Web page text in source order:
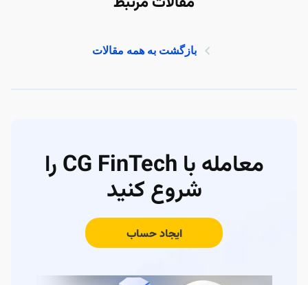
بازگشت به همه مقالات
معامله با CG FinTech را
شروع کنید
ایجاد حساب